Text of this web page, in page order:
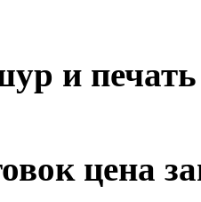
и
цена